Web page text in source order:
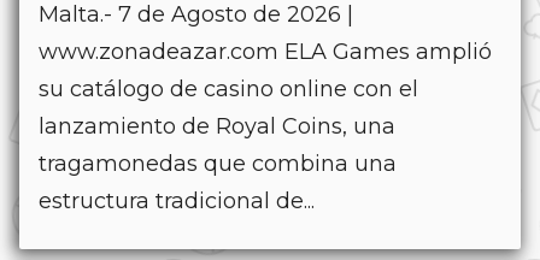
Malta.- 7 de Agosto de 2026 |
www.zonadeazar.com ELA Games amplió
su catálogo de casino online con el
lanzamiento de Royal Coins, una
tragamonedas que combina una
estructura tradicional de...